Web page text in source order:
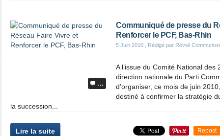
…
Communiqué de presse du
Renforcer le PCF, Bas-Rhin
5 Juin 2010 , Rédigé par Réveil
A l’issue du Comité National
direction nationale du Parti
d’organiser, ce mois de juin
destiné à confirmer la stratégie
la succession...
Lire la suite Repost